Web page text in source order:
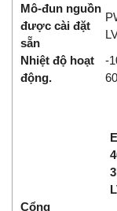
Mô-đun nguồn
được cài đặt
sẵn
Nhiệt độ hoạt
động.
-
Cổng